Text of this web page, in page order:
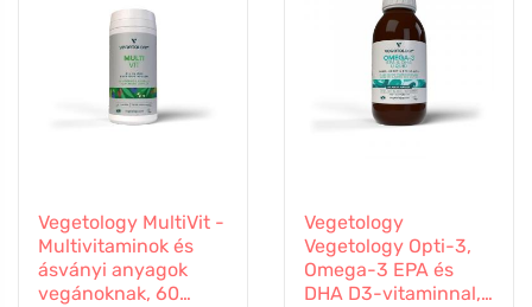
Vegetology MultiVit -
Multivitaminok és
ásványi anyagok
vegánoknak, 60
Vegetology
Vegetology Opti-3,
Omega-3 EPA és
DHA D3-vitaminnal,